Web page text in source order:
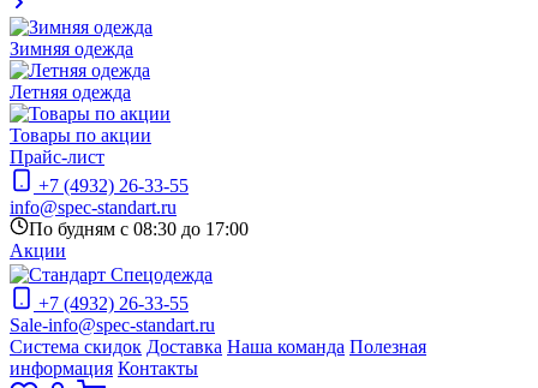
Зимняя одежда
Летняя одежда
Товары по акции
Прайс-лист
+7 (4932) 26-33-55
info@spec-standart.ru
По будням с 08:30 до 17:00
Акции
+7 (4932) 26-33-55
Sale-info@spec-standart.ru
Система скидок Доставка Наша команда Полезная
информация Контакты